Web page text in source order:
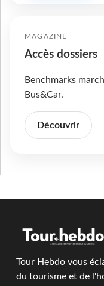
MAGAZINE
Accès dossiers
Benchmarks
Bus&Car.
Découvrir
Tour Hebdo vous
du tourisme et de